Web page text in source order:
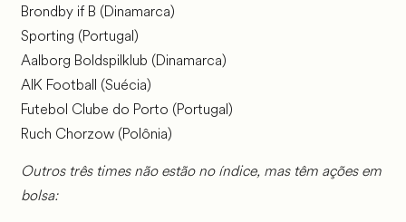
Brondby if B (Dinamarca)
Sporting (Portugal)
Aalborg Boldspilklub (Dinamarca)
AIK Football (Suécia)
Futebol Clube do Porto (Portugal)
Ruch Chorzow (Polônia)
Outros três times não estão no índice, mas têm ações em
bolsa: